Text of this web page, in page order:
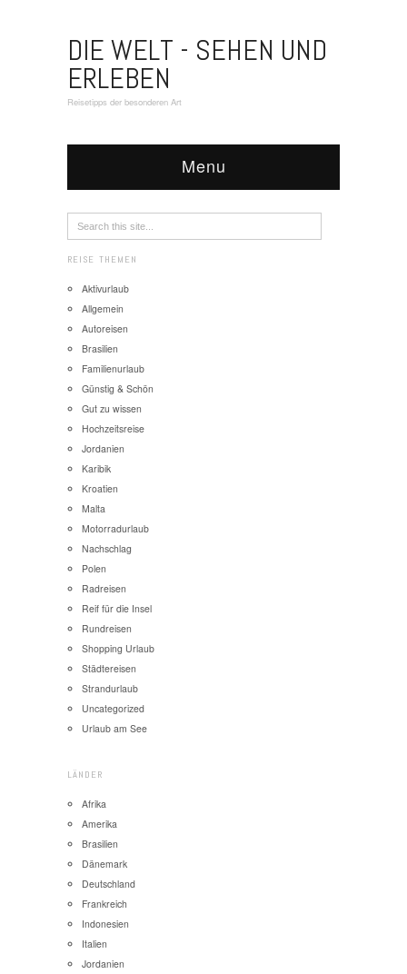
DIE WELT - SEHEN UND
ERLEBEN
Reisetipps der besonderen Art
Menu
REISE THEMEN
Aktivurlaub
Allgemein
Autoreisen
Brasilien
Familienurlaub
Günstig & Schön
Gut zu wissen
Hochzeitsreise
Jordanien
Karibik
Kroatien
Malta
Motorradurlaub
Nachschlag
Polen
Radreisen
Reif für die Insel
Rundreisen
Shopping Urlaub
Städtereisen
Strandurlaub
Uncategorized
Urlaub am See
LÄNDER
Afrika
Amerika
Brasilien
Dänemark
Deutschland
Frankreich
Indonesien
Italien
Jordanien